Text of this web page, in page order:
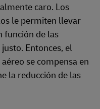
caro. Los
le permiten llevar
función de las
Entonces, el
se compensa en
la reducción de las